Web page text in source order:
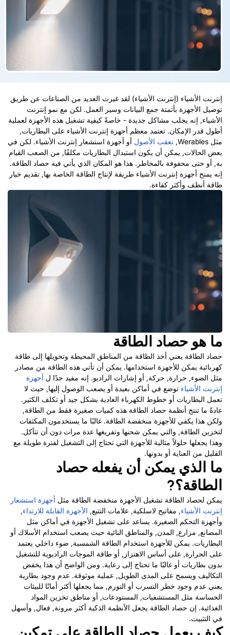
إنترنت الأشياء (إنترنت الأشياء) لقد غيرت العديد من الصناعات عن طريق
توصيل الأجهزة بأتمتة جمع البيانات وسير العمل. لكن مع نمو إنترنت
الأشياء, إنه يجلب مشاكل جديدة - خاصةً كيفية تشغيل هذه الأجهزة لعملية
أطول قدر الإمكان. تعتمد معظم أجهزة إنترنت الأشياء على البطاريات,
مثل Werables,
تعقب الأصول أو أجهزة استشعار إنترنت الأشياء. لكن في
بعض الحالات, يمكن أن يكون استبدال البطاريات مكلفًا, من الصعب القيام
به, أو حتى محفوفة بالمخاطر. هذا هو المكان الذي يأتي فيه حصاد الطاقة.
إنه يمنح أجهزة إنترنت الأشياء طريقة لإنتاج الطاقة الخاصة بها, تقديم خيار
طاقة أنظف وأكثر كفاءة.
ما هو حصاد الطاقة
حصاد الطاقة يعني أخذ الطاقة من المناطق المحيطة وتحويلها إلى طاقة
كهربائية يمكن للأجهزة استخدامها. يمكن أن تأتي هذه الطاقة من مصادر
مثل الضوء, حرارة, حركة, أو إشارات الراديو. إنه مفيد جدًا ل أجهزة
إنترنت الأشياء توضع في أماكن بعيدة أو يصعب الوصول إليها, حيث لا
تعمل البطاريات أو خطوط الكهرباء العادية بشكل جيد أو تكلف الكثير.
عادةً ما تنتج أنظمة حصاد الطاقة هذه كميات صغيرة فقط من الطاقة,
ولكن هذا يكفي للأجهزة منخفضة الطاقة. غالبًا ما يستخدمون المكثفات
لتخزين الطاقة, والتي يمكن شحنها وتفريغها عدة مرات دون أن تتآكل.
وهذا يجعلها حلولاً مثالية للأجهزة التي تحتاج إلى التشغيل لفترة طويلة مع
القليل من العناية أو بدونها.
ما الذي يمكن أن يفعله حصاد
الطاقة؟?
يمكن لحصاد الطاقة تشغيل الأجهزة منخفضة الطاقة مثل أجهزة استشعار
إنترنت الأشياء, مفاتيح لاسلكية, علامات التتبع, الأجهزة القابلة للارتداء,
وأجهزة التحكم الصغيرة. يساعد على تشغيل الأجهزة في أماكن مثل
المصانع, مزارع, المدن, والمناطق النائية حيث يصعب استخدام الأسلاك أو
البطاريات. يمكن للأجهزة استخدام الطاقة الشمسية, ضوء داخلي يعتمد
على الحرارة, على أساس الاهتزاز, أو طاقة الموجات الراديوية للتشغيل
بدون بطاريات أو غالبًا ما تحتاج إلى رعاية. ومن الواضح أن هذا يخفض
التكاليف ويسمح على المدى الطويل, عملية موثوقة. عدم وجود بطارية
يعني عدم وجود خطر التسرب أو التورم, مما يجعلها أكثر أمانًا للبيئات
الحساسة مثل المستشفيات, المستودعات, أو مناطق تخزين المواد
الغذائية. إن حصاد الطاقة يجعل الأنظمة الذكية أكثر مرونة, فعال, وأسهل
في التثبيت.